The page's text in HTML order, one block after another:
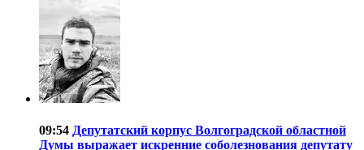
09:54 Депутатский корпус Волгоградской областной
Думы выражает искренние соболезнования депутату